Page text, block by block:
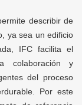
describir de
ya sea un edificio
IFC facilita el
colaboración y
del proceso
Por este